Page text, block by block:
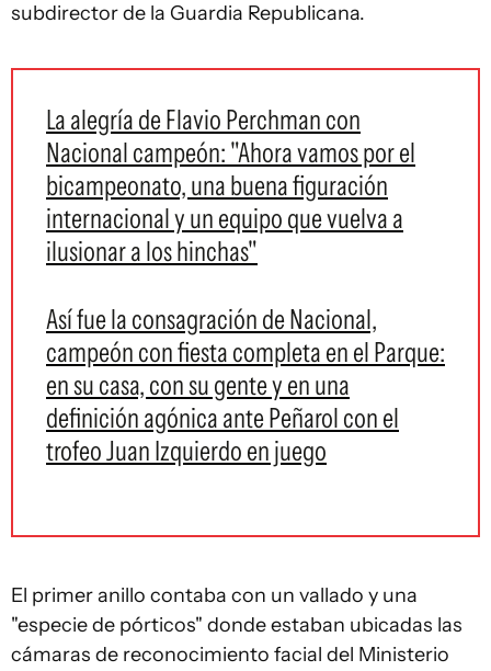
subdirector de la Guardia Republicana.
La alegría de Flavio Perchman con
Nacional campeón: "Ahora vamos por el
bicampeonato, una buena figuración
internacional y un equipo que vuelva a
ilusionar a los hinchas"
Así fue la consagración de Nacional,
campeón con fiesta completa en el Parque:
en su casa, con su gente y en una
definición agónica ante Peñarol con el
trofeo Juan Izquierdo en juego
El primer anillo contaba con un vallado y una
"especie de pórticos" donde estaban ubicadas las
cámaras de reconocimiento facial del Ministerio